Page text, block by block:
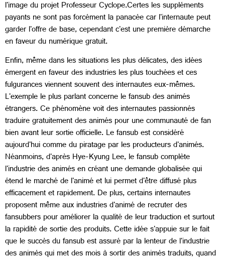
l'image du projet Professeur Cyclope.Certes les suppléments
payants ne sont pas forcément la panacée car l'internaute peut
garder l'offre de base, cependant c'est une première démarche
en faveur du numérique gratuit.
Enfin, même dans les situations les plus délicates, des idées
émergent en faveur des industries les plus touchées et ces
fulgurances viennent souvent des internautes eux-mêmes.
L'exemple le plus parlant concerne le fansub des animés
étrangers. Ce phénomène voit des internautes passionnés
traduire gratuitement des animés pour une communauté de fan
bien avant leur sortie officielle. Le fansub est considéré
aujourd'hui comme du piratage par les producteurs d'animés.
Néanmoins, d'après Hye-Kyung Lee, le fansub complète
l'industrie des animés en créant une demande globalisée qui
étend le marché de l'animé et lui permet d'être diffusé plus
efficacement et rapidement. De plus, certains internautes
proposent même aux industries d'animé de recruter des
fansubbers pour améliorer la qualité de leur traduction et surtout
la rapidité de sortie des produits. Cette idée s'appuie sur le fait
que le succès du fansub est assuré par la lenteur de l'industrie
des animés qui met des mois à sortir des animés traduits, quand